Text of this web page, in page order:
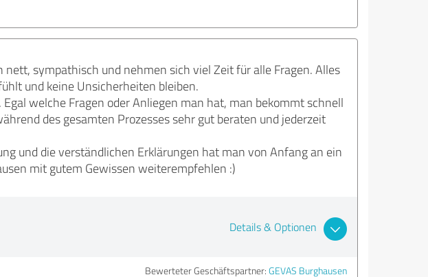
sympathisch und nehmen sich viel Zeit für alle Fragen. Alles
und keine Unsicherheiten bleiben.
welche Fragen oder Anliegen man hat, man bekommt schnell
des gesamten Prozesses sehr gut beraten und jederzeit
und die verständlichen Erklärungen hat man von Anfang an ein
mit gutem Gewissen weiterempfehlen :)
Details & Optionen
Bewerteter Geschäftspartner: GEVAS Burghausen